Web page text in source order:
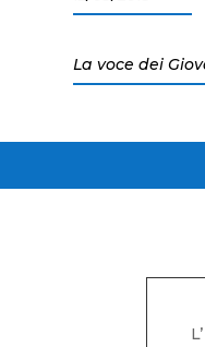
La voce dei